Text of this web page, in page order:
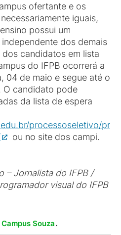
ofertante e os
iguais,
possui um
dos demais
candidatos em lista
do IFPB ocorrerá a
04 de maio e segue até o
O candidato pode
da lista de espera
processoseletivo/pr
ou no site dos campi.
– Jornalista do IFPB /
visual do IFPB
Souza.